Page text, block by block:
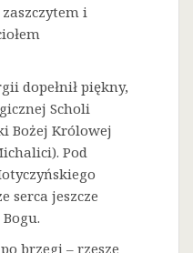
i
dopełnił piękny,
Scholi
Bożej Królowej
Pod
serca jeszcze
brzegi – rzesze